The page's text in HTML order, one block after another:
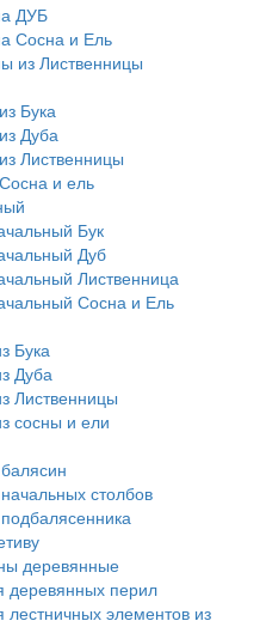
ДУБ
Сосна и Ель
из Лиственницы
Бука
Дуба
Лиственницы
и ель
Бук
Дуб
Лиственница
Сосна и Ель
Бука
Дуба
Лиственницы
сосны и ели
столбов
деревянные
деревянных перил
лестничных элементов из